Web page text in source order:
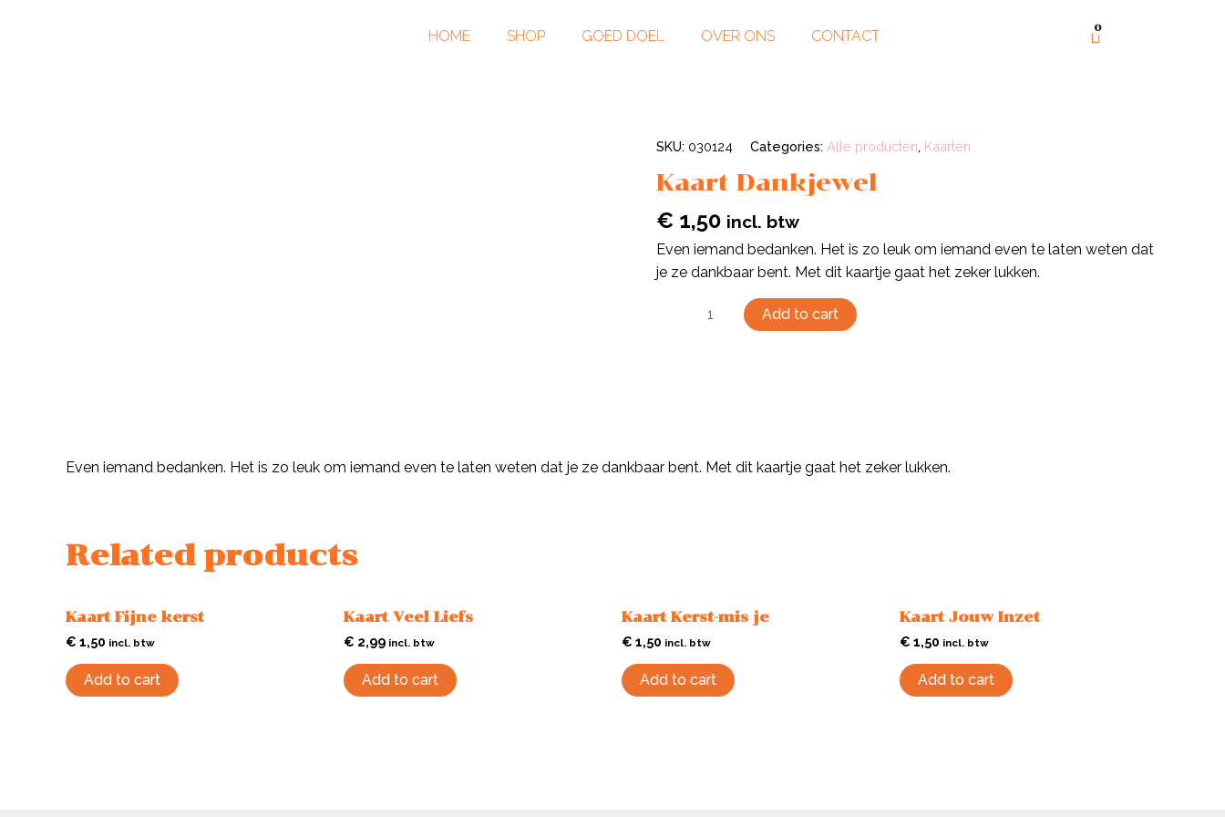
HOME SHOP GOED DOEL OVER ONS CONTACT 0
SKU: 030124 Categories: Alle producten, Kaarten
Kaart Dankjewel
€ 1,50 incl. btw
Even iemand bedanken. Het is zo leuk om iemand even te laten weten dat
je ze dankbaar bent. Met dit kaartje gaat het zeker lukken.
Add to cart
Even iemand bedanken. Het is zo leuk om iemand even te laten weten dat je ze dankbaar bent. Met dit kaartje gaat het zeker lukken.
Related products
Kaart Fijne kerst
€ 1,50 incl. btw
Add to cart
Kaart Veel Liefs
€ 2,99 incl. btw
Add to cart
Kaart Kerst-mis je
€ 1,50 incl. btw
Add to cart
Kaart Jouw Inzet
€ 1,50 incl. btw
Add to cart